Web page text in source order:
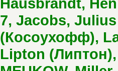
7, Jacobs,
(Косоухофф),
Lipton